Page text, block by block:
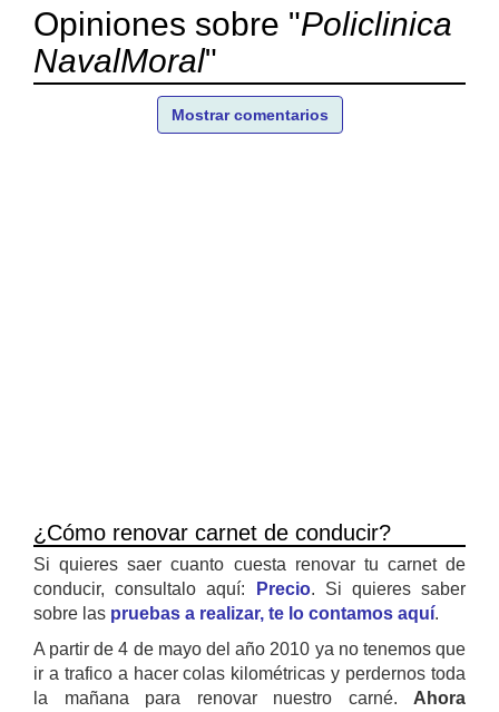
Opiniones sobre "Policlinica
NavalMoral"
Mostrar comentarios
¿Cómo renovar carnet de conducir?
Si quieres saer cuanto cuesta renovar tu carnet de
conducir, consultalo aquí:
Precio. Si quieres saber
sobre las pruebas a realizar, te lo contamos aquí.
A partir de 4 de mayo del año 2010 ya no tenemos que
ir a trafico a hacer colas kilométricas y perdernos toda
la mañana para renovar nuestro carné. Ahora